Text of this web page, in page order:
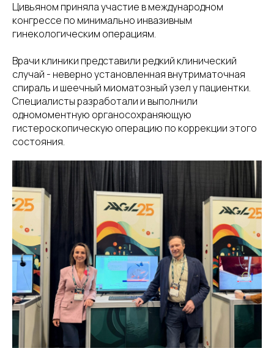
Цивьяном приняла участие в международном
конгрессе по минимально инвазивным
гинекологическим операциям.
Врачи клиники представили редкий клинический
случай - неверно установленная внутриматочная
спираль и шеечный миоматозный узел у пациентки.
Специалисты разработали и выполнили
одномоментную органосохраняющую
гистероскопическую операцию по коррекции этого
состояния.